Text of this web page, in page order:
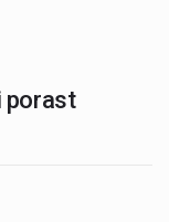
porast